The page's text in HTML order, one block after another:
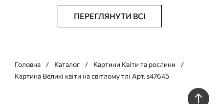
ПЕРЕГЛЯНУТИ ВСІ
Головна Каталог
Картини Квіти та рослини
Картина Великі квіти на світлому тлі Арт. s47645